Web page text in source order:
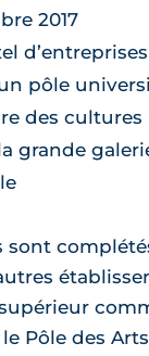
2017
pôle
des cultures
grande
sont
le Pôle des